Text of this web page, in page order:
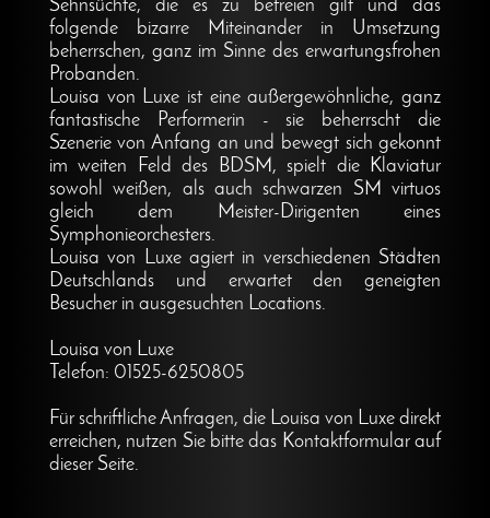
Sehnsüchte, die es zu befreien gilt und das
folgende bizarre Miteinander in Umsetzung
beherrschen, ganz im Sinne des erwartungsfrohen
Probanden.
Louisa von Luxe ist eine außergewöhnliche, ganz
fantastische Performerin - sie beherrscht die
Szenerie von Anfang an und bewegt sich gekonnt
im weiten Feld des BDSM, spielt die Klaviatur
sowohl weißen, als auch schwarzen SM virtuos
gleich dem Meister-Dirigenten eines
Symphonieorchesters.
Louisa von Luxe agiert in verschiedenen Städten
Deutschlands und erwartet den geneigten
Besucher in ausgesuchten Locations.
Louisa von Luxe
Telefon: 01525-6250805
Für schriftliche Anfragen, die Louisa von Luxe direkt
erreichen, nutzen Sie bitte das Kontaktformular auf
dieser Seite.